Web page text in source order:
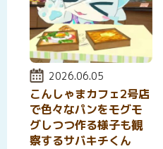
投稿日:
2026.06.05
こんしゃまカフェ2号店
で色々なパンをモグモ
グしつつ作る様子も観
察するサバキチくん